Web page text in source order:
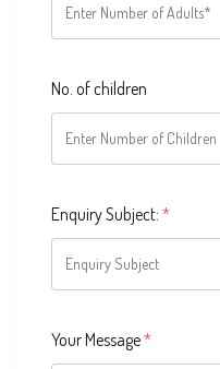
No. of children
Enquiry Subject: *
Your Message*